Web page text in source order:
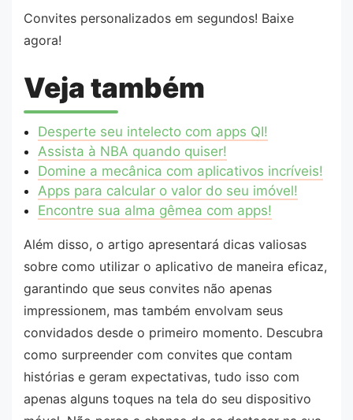
Convites personalizados em segundos! Baixe
agora!
Veja também
Desperte seu intelecto com apps QI!
Assista à NBA quando quiser!
Domine a mecânica com aplicativos incríveis!
Apps para calcular o valor do seu imóvel!
Encontre sua alma gêmea com apps!
Além disso, o artigo apresentará dicas valiosas
sobre como utilizar o aplicativo de maneira eficaz,
garantindo que seus convites não apenas
impressionem, mas também envolvam seus
convidados desde o primeiro momento. Descubra
como surpreender com convites que contam
histórias e geram expectativas, tudo isso com
apenas alguns toques na tela do seu dispositivo